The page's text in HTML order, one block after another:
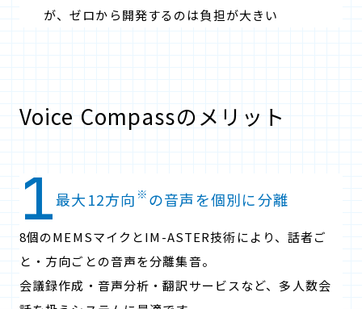
が、ゼロから開発するのは負担が大きい
Voice Compassのメリット
最大12方向 ※ の音声を個別に分離
8個のMEMSマイクとIM-ASTER技術により、話者ご
と・方向ごとの音声を分離集音。
会議録作成・音声分析・翻訳サービスなど、多人数会